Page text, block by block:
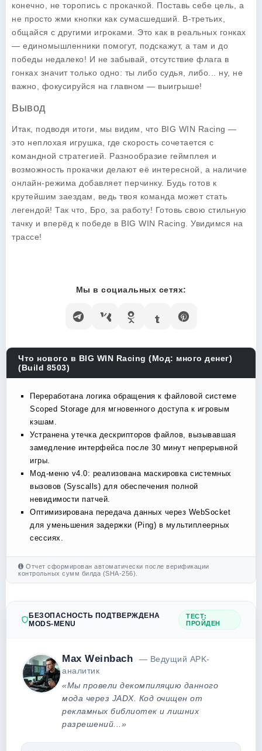
конечно, не торопись с прокачкой. Поставь себе цель, а
не просто жми кнопки как сумасшедший. В-третьих,
общайся с другими игроками. Это как в реальных гонках
— единомышленники помогут, подскажут, а там и до
победы недалеко! И не забывай, отсутствие флага в
гонках значит только одно: ты либо судья, либо... ну, не
важно, фокусируйся на главном — выигрыше!
Вывод
Итак, подводя итоги, мы видим, что BIG WIN Racing —
это неплохая игрушка, где скорость сочетается с
командной стратегией. Разнообразие геймплея и
возможность прокачки делают её интересной, а наличие
онлайн-режима добавляет перчинку. Будь готов к
крутейшим заездам, ведь твоя команда может стать
легендой! Так что, Бро, за работу! Готовь свою стильную
тачку и вперёд к победе в BIG WIN Racing . Увидимся на
трассе!
Мы в социальных сетях:
Что нового в BIG WIN Racing (Мод: много денег)
(Build 8503)
Переработана логика обращения к файловой системе
Scoped Storage для мгновенного доступа к игровым
кэшам.
Устранена утечка дескрипторов файлов, вызывавшая
замедление интерфейса после 30 минут непрерывной
игры.
Мод-меню v4.0: реализована маскировка системных
вызовов (Syscalls) для обеспечения полной
невидимости патчей.
Оптимизирована передача данных через WebSocket
для уменьшения задержки (Ping) в мультиплеерных
сессиях.
Отчет сформирован автоматически после верификации
контрольных сумм билда (SHA-256).
БЕЗОПАСНОСТЬ ПОДТВЕРЖДЕНА
MODS-MENU
ТЕСТ:
ПРОЙДЕН
Max Weinbach
— Ведущий APK-
аналитик
«Мы провели декомпиляцию данного
мода через JADX. Код очищен от
рекламных библиотек и лишних
разрешений...»